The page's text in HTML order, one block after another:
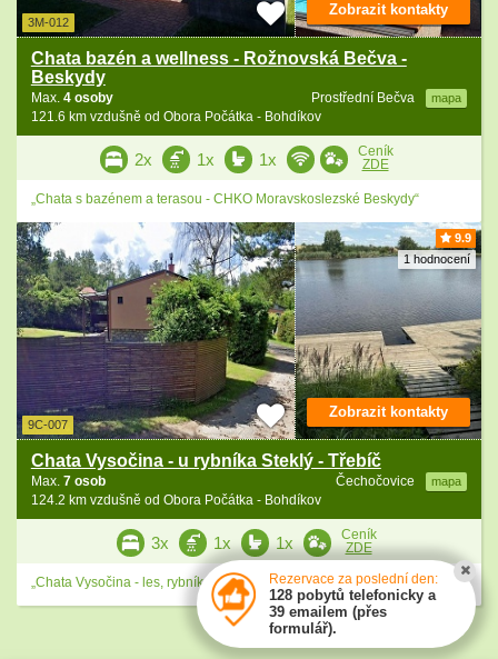
3M-012
Chata bazén a wellness - Rožnovská Bečva -
Beskydy
Prostřední Bečva mapa
Max. 4 osoby
121.6 km vzdušně od Obora Počátka - Bohdíkov
Zobrazit kontakty
2x 1x 1x
Ceník
ZDE
„Chata s bazénem a terasou - CHKO Moravskoslezské Beskydy“
9.9
1 hodnocení
9C-007
Chata Vysočina - u rybníka Steklý - Třebíč
Čechočovice mapa
Max. 7 osob
124.2 km vzdušně od Obora Počátka - Bohdíkov
Zobrazit kontakty
3x 1x 1x
Ceník
ZDE
„Chata Vysočina - les, rybník, houbaření a turistika na Třebíčsku“
Rezervace za poslední den:
128 pobytů telefonicky a
39 emailem (přes
formulář).